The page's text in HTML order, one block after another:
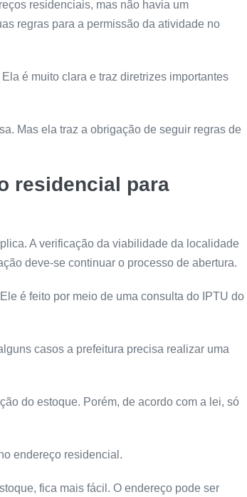
residenciais, mas não havia um
regras para a permissão da atividade no
é muito clara e traz diretrizes importantes
Mas ela traz a obrigação de seguir regras de
residencial para
A verificação da viabilidade da localidade
deve-se continuar o processo de abertura.
é feito por meio de uma consulta do IPTU do
casos a prefeitura precisa realizar uma
do estoque. Porém, de acordo com a lei, só
endereço residencial.
fica mais fácil. O endereço pode ser